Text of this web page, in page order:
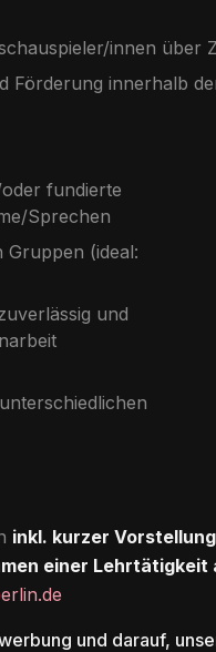
innen über
Förderung innerhalb
fundierte
Sprechen
Gruppen (ideal:
und
inkl. kurzer
einer
und darauf,